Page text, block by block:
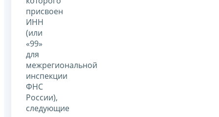
присвоен
ИНН
(или
«99»
для
межрегиональной
инспекции
ФНС
России),
следующие